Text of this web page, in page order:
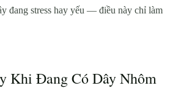
đang stress hay yếu — điều này chỉ làm
Khi Đang Có Dây Nhôm